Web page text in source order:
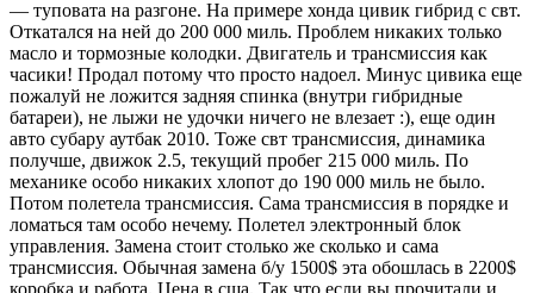
— туповата на разгоне. На примере хонда цивик гибрид с свт.
Откатался на ней до 200 000 миль. Проблем никаких только
масло и тормозные колодки. Двигатель и трансмиссия как
часики! Продал потому что просто надоел. Минус цивика еще
пожалуй не ложится задняя спинка (внутри гибридные
батареи), не лыжи не удочки ничего не влезает :), еще один
авто субару аутбак 2010. Тоже свт трансмиссия, динамика
получше, движок 2.5, текущий пробег 215 000 миль. По
механике особо никаких хлопот до 190 000 миль не было.
Потом полетела трансмиссия. Сама трансмиссия в порядке и
ломаться там особо нечему. Полетел электронный блок
управления. Замена стоит столько же сколько и сама
трансмиссия. Обычная замена б/у 1500$ эта обошлась в 2200$
коробка и работа. Цена в сша. Так что если вы прочитали и